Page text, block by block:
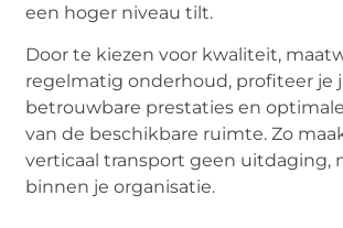
een hoger niveau tilt.
Door te kiezen voor kwaliteit,
regelmatig onderhoud, profiteer je
betrouwbare prestaties en
van de beschikbare ruimte. Zo
verticaal transport geen uitdaging,
binnen je organisatie.